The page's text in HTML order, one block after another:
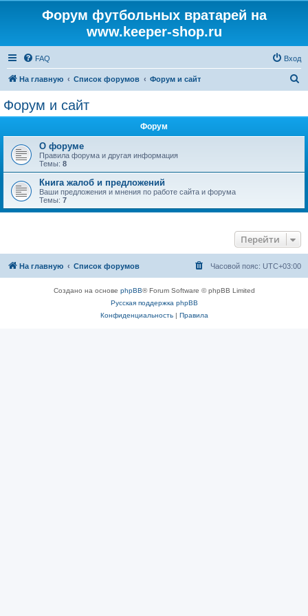
Форум футбольных вратарей на
www.keeper-shop.ru
FAQ Вход
На главную Список форумов Форум и сайт
Форум и сайт
Форум
О форуме
Правила форума и другая информация
Темы: 8
Книга жалоб и предложений
Ваши предложения и мнения по работе сайта и форума
Темы: 7
Перейти
На главную Список форумов Часовой пояс: UTC+03:00
Создано на основе phpBB® Forum Software © phpBB Limited
Русская поддержка phpBB
Конфиденциальность| Правила